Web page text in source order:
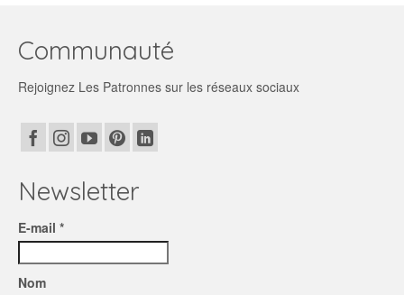
Communauté
Rejoignez Les Patronnes sur les réseaux sociaux
Newsletter
E-mail *
Nom